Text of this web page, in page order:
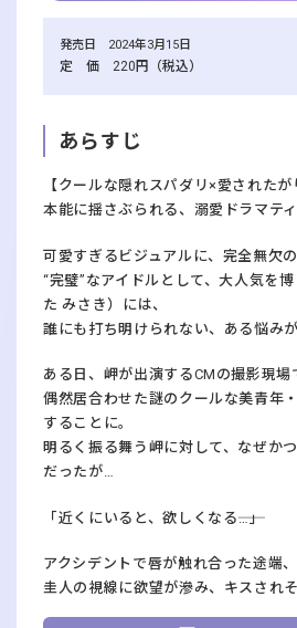
発売日 2024年3月15日
定 価 220円（税込）
あらすじ
【クールな隠れスパダリ×愛されたが
本能に揺さぶられる、溺愛ドラマテ
可愛すぎるビジュアルに、完全無欠の
“完璧”なアイドルとして、大人気を
た みさき）には、
誰にも打ち明けられない、ある悩みが
ある日、岬が出演するCMの撮影現場
偶然居合わせた謎のクールな美青年
することに。
明るく振る舞う岬に対して、なぜか
だったが…
「近くにいると、欲しくなる――…」
アクシデントで唇が触れ合った途端、
圭人の視線に欲望が滲み、キスされそ